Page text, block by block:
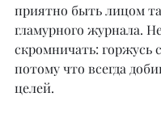
приятно быть лицом
гламурного журнала.
скромничать: горжусь
потому что всегда
целей.